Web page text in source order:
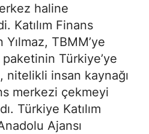
haline
Katılım Finans
TBMM’ye
Türkiye’ye
nitelikli insan kaynağı
merkezi çekmeyi
Türkiye Katılım
Ajansı